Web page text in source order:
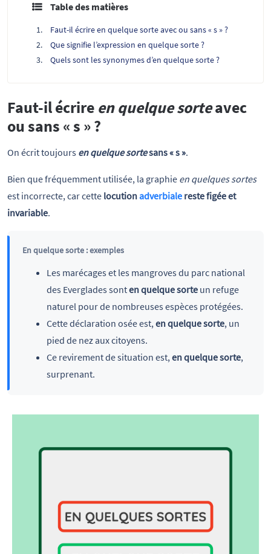
Table des matières
Faut-il écrire en quelque sorte avec ou sans « s » ?
Que signifie l’expression en quelque sorte ?
Quels sont les synonymes d’en quelque sorte ?
Faut-il écrire en quelque sorteavec
ou sans « s » ?
On écrit toujours en quelque sortesans « s ».
Bien que fréquemment utilisée, la graphie en quelques sortes
est incorrecte, car cette locutionadverbiale reste figée et
invariable.
En quelque sorte : exemples
Les marécages et les mangroves du parc national
des Everglades sonten quelque sorteun refuge
naturel pour de nombreuses espèces protégées.
Cette déclaration osée est,en quelque sorte, un
pied de nez aux citoyens.
Ce revirement de situation est,en quelque sorte,
surprenant.